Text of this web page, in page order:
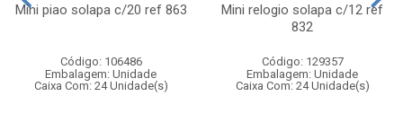
Mini piao solapa c/20 ref 863
Código: 106486
Embalagem: Unidade
Caixa Com: 24 Unidade(s)
Mini relogio solapa c/12 ref
832
Código: 129357
Embalagem: Unidade
Caixa Com: 24 Unidade(s)